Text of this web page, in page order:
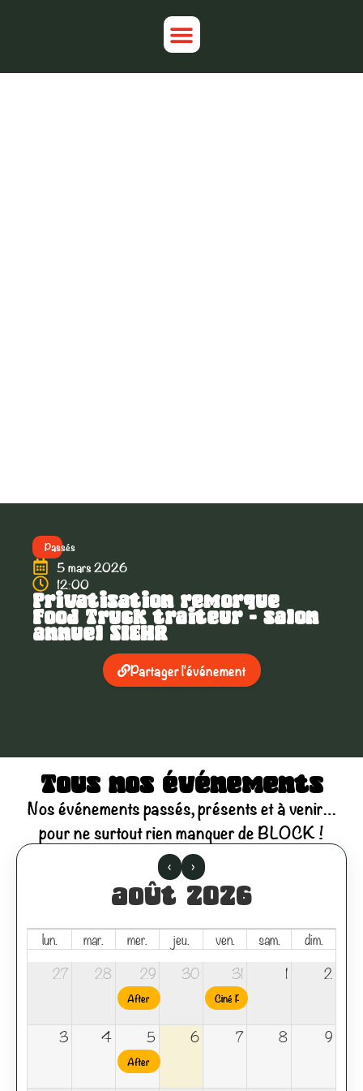
Passés
5 mars 2026
12:00
Privatisation remorque
Food Truck traiteur – salon
annuel SIEHR
Partager l'événement
Tous nos événements
Nos événements passés, présents et à venir…
pour ne surtout rien manquer de BLOCK !
‹ ›
août 2026
lun. mar. mer. jeu. ven. sam.
dim.
27
28 29
After Work Domaine vigneron Pierre & Fils
30 31
Ciné Plein Air – E.T
1 2
3 4 5
After Work Domaine vigneron Pierre & Fils
6 7 8 9